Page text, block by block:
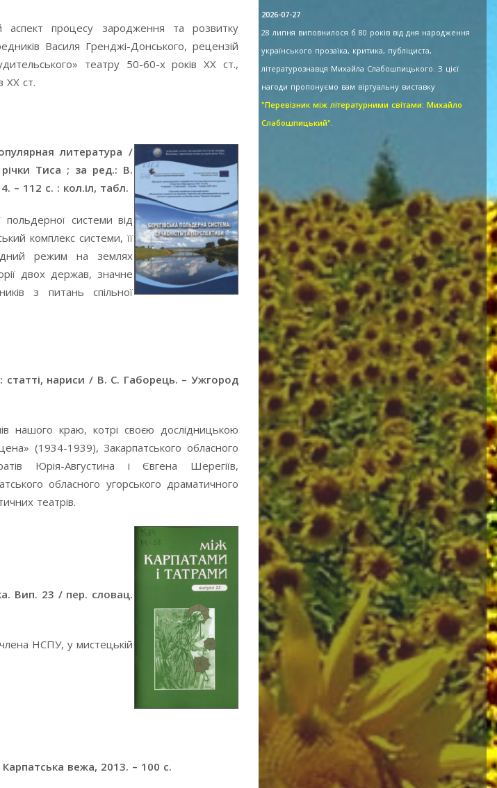
процесу зародження та розвитку
Василя Гренджі-Донського, рецензій
театру 50-60-х років ХХ ст.,
ХХ ст.
литература /
річки Тиса ; за ред.: В.
– 112 с. : кол.іл, табл.
польдерної системи від
комплекс системи, її
режим на землях
двох держав, значне
з питань спільної
нариси / В. С. Габорець. – Ужгород
нашого краю, котрі своєю дослідницькою
(1934-1939), Закарпатського обласного
Юрія-Августина і Євгена Шерегіїв,
обласного угорського драматичного
театрів.
Вип. 23 / пер. словац.
НСПУ, у мистецькій
вежа, 2013. – 100 с.
2026-07-27
28 липня виповнилося б 80 років від дня народження
українського прозаїка, критика, публіциста,
літературознавця Михайла Слабошпицького. З цієї
нагоди пропонуємо вам віртуальну виставку
"Перевізник між літературними світами: Михайло
Слабошпицький".